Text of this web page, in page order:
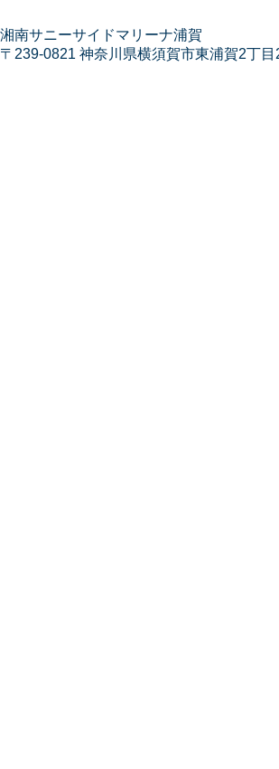
湘南サニーサイドマリーナ浦賀
〒239-0821 神奈川県横須賀市東浦賀2丁